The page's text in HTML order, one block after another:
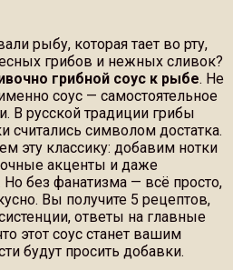
рыбу, которая тает во рту,
грибов и нежных сливок?
грибной соус к рыбе. Не
соус — самостоятельное
В русской традиции грибы
считались символом достатка.
эту классику: добавим нотки
акценты и даже
без фанатизма — всё просто,
Вы получите 5 рецептов,
ответы на главные
этот соус станет вашим
будут просить добавки.